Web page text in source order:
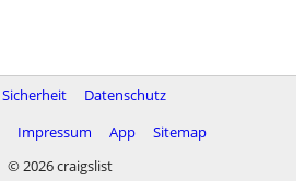
Sicherheit
Datenschutz
Impressum App
Sitemap
© 2026 craigslist